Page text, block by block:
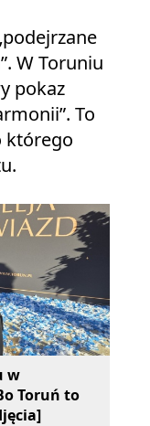
W Toruniu
pokaz
To
którego
w
Toruń to